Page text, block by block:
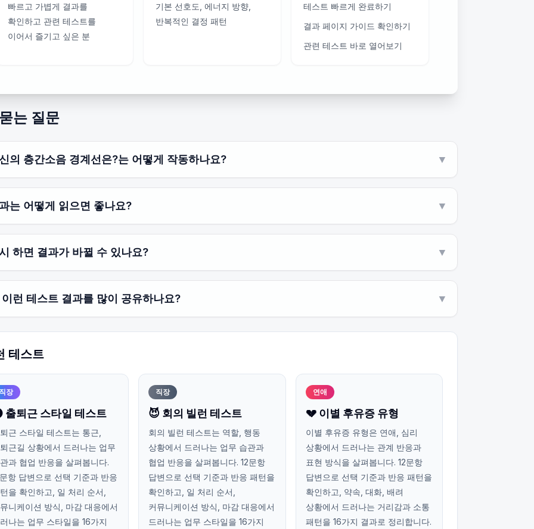
빠르고 가볍게 결과를
확인하고 관련 테스트를
이어서 즐기고 싶은 분
기본 선호도, 에너지 방향,
반복적인 결정 패턴
테스트 빠르게 완료하기
결과 페이지 가이드 확인하기
관련 테스트 바로 열어보기
는 질문
의 층간소음 경계선은?는 어떻게 작동하나요? ▼
는 어떻게 읽으면 좋나요? ▼
하면 결과가 바뀔 수 있나요? ▼
런 테스트 결과를 많이 공유하나요? ▼
테스트
장
출퇴근 스타일 테스트
근 스타일 테스트는 통근,
근길 상황에서 드러나는 업무
과 협업 반응을 살펴봅니다.
항 답변으로 선택 기준과 반응
을 확인하고, 일 처리 순서,
니케이션 방식, 마감 대응에서
나는 업무 스타일을 16가지
직장
😈 회의 빌런 테스트
회의 빌런 테스트는 역할, 행동
상황에서 드러나는 업무 습관과
협업 반응을 살펴봅니다. 12문항
답변으로 선택 기준과 반응 패턴을
확인하고, 일 처리 순서,
커뮤니케이션 방식, 마감 대응에서
드러나는 업무 스타일을 16가지
연애
💔 이별 후유증 유형
이별 후유증 유형은 연애, 심리
상황에서 드러나는 관계 반응과
표현 방식을 살펴봅니다. 12문항
답변으로 선택 기준과 반응 패턴을
확인하고, 약속, 대화, 배려
상황에서 드러나는 거리감과 소통
패턴을 16가지 결과로 정리합니다.